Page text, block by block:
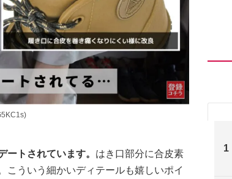
トされています。 はき口部分に合皮素
こういう細かいディテールも嬉しいポイ
1